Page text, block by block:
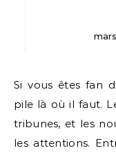
Si vous êtes fan
pile là où il faut.
tribunes, et les
les attentions.